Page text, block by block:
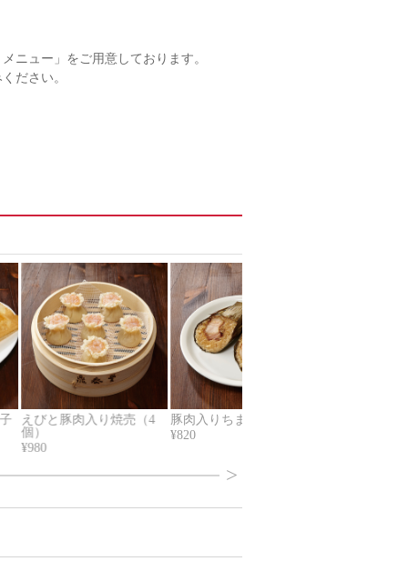
ニュー」をご用意しております。
ださい。
えびと豚肉入り焼売（4
個）
¥980
豚肉入りちまき（1本）
¥820
>